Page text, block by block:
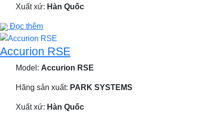
Xuất xứ: Hàn Quốc
Đọc thêm
Accurion RSE
Model: Accurion RSE
Hãng sản xuất: PARK SYSTEMS
Xuất xứ: Hàn Quốc